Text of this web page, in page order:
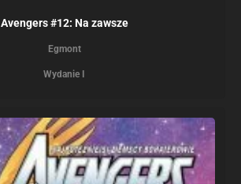
Avengers #12: Na zawsze
Egmont
Wydanie I